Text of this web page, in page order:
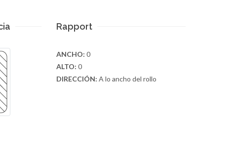
Rapport
ANCHO: 0
ALTO: 0
DIRECCIÓN: A lo ancho del rollo